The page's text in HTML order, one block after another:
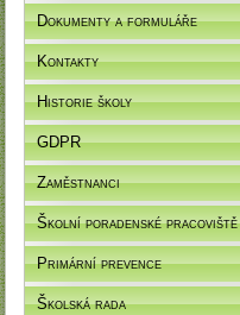
Dokumenty a formuláře
Kontakty
Historie školy
GDPR
Zaměstnanci
Školní poradenské pracoviště
Primární prevence
Školská rada